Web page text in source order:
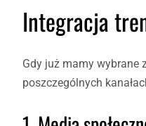
Integracja
Gdy już mamy wybrane
poszczególnych